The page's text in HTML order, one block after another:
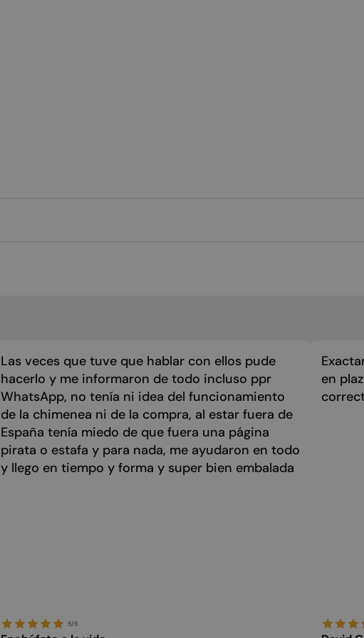
Las veces que tuve que hablar con ellos pude
hacerlo y me informaron de todo incluso ppr
WhatsApp, no tenía ni idea del funcionamiento
de la chimenea ni de la compra, al estar fuera de
España tenía miedo de que fuera una página
pirata o estafa y para nada, me ayudaron en todo
y llego en tiempo y forma y super bien embalada
5/5
en